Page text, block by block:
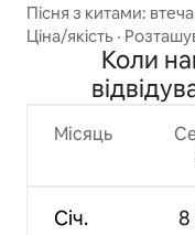
Пісня з китами:
Ціна/якість ·
Коли
Місяць
Січ. 8